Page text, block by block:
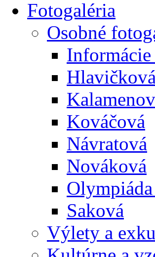
Fotogaléria
Osobné
Hlavičková
Kováčová
Návratová
Nováková
Saková
Výlety a